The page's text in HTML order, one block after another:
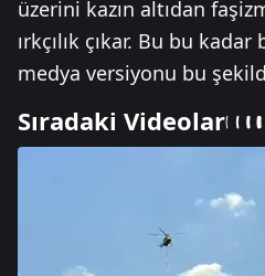
üzerini kazın altıdan
ırkçılık çıkar. Bu bu
medya versiyonu bu
Sıradaki Videolar